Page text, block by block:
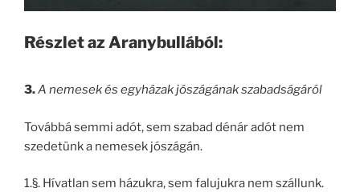
Részlet az Aranybullából:
3.A nemesek és egyházak jószágának szabadságáról
Továbbá semmi adót, sem szabad dénár adót nem
szedetünk a nemesek jószágán.
1.§. Hívatlan sem házukra, sem falujukra nem szállunk.